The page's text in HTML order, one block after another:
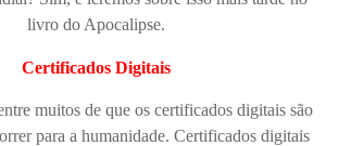
livro do Apocalipse.
Certificados Digitais
muitos de que os certificados digitais são
para a humanidade. Certificados digitais